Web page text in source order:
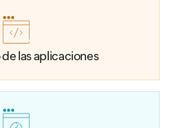
las aplicaciones